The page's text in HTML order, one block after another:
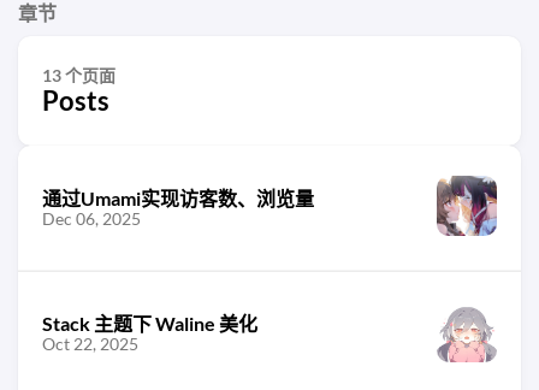
章节
13 个页面
Posts
通过Umami实现访客数、浏览量
Dec 06, 2025
Stack 主题下 Waline 美化
Oct 22, 2025